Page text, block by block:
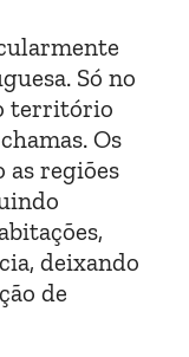
Só no
território
Os
as regiões
deixando
de